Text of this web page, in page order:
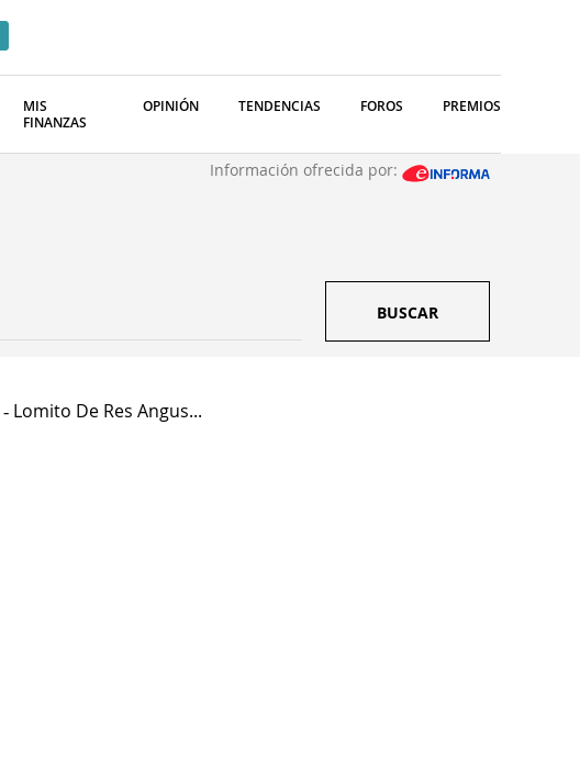
MIS
FINANZAS
OPINIÓN TENDENCIAS FOROS PREMIOS
Información ofrecida por:
BUSCAR
- Lomito De Res Angus...